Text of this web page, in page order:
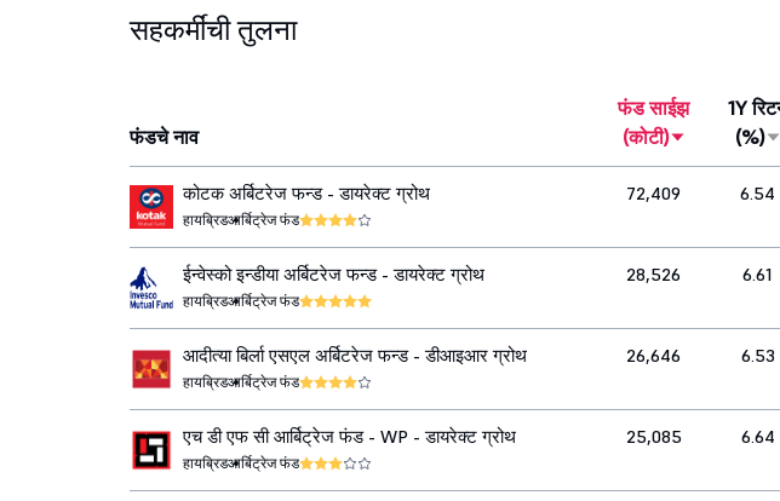
सहकर्मींची तुलना
फंडचे नाव
फंड साईझ
(कोटी)
1Y
(%)
कोटक अर्बिटरेज फन्ड - डायरेक्ट ग्रोथ
हायब्रिडआर्बिट्रेज फंड
72,409 6.54
ईन्वेस्को इन्डीया अर्बिटरेज फन्ड - डायरेक्ट ग्रोथ
हायब्रिडआर्बिट्रेज फंड
28,526 6.61
आदीत्या बिर्ला एसएल अर्बिटरेज फन्ड - डीआइआर ग्रोथ
हायब्रिडआर्बिट्रेज फंड
26,646 6.53
एच डी एफ सी आर्बिट्रेज फंड - WP - डायरेक्ट ग्रोथ
हायब्रिडआर्बिट्रेज फंड
25,085 6.64